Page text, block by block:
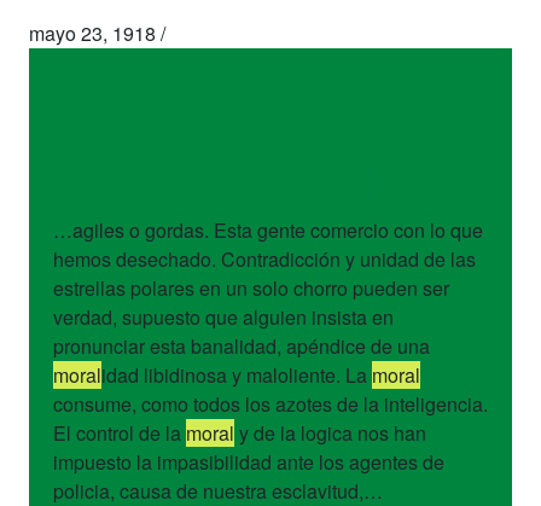
mayo 23, 1918 /
…agiles o gordas. Esta gente comercio con lo que
hemos desechado. Contradicción y unidad de las
estrellas polares en un solo chorro pueden ser
verdad, supuesto que alguien insista en
pronunciar esta banalidad, apéndice de una
moralidad libidinosa y maloliente. La moral
consume, como todos los azotes de la inteligencia.
El control de la moral y de la logica nos han
impuesto la impasibilidad ante los agentes de
policia, causa de nuestra esclavitud,…